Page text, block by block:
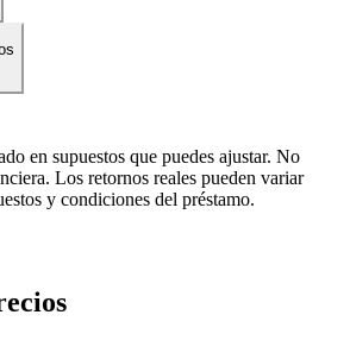
en supuestos que puedes ajustar. No
Los retornos reales pueden variar
y condiciones del préstamo.